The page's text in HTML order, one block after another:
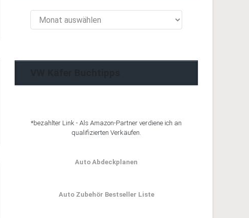
Käfer
*bezahlter Link - Als Amazon-Partner verdiene ich an
qualifizierten Verkäufen.
Auto Abdeckplanen
Auto Zubehör Bestseller Liste